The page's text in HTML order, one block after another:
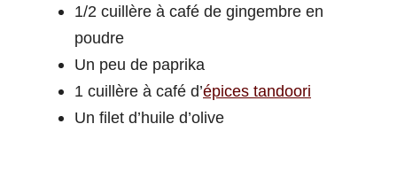
1/2 cuillère à café de gingembre en
poudre
Un peu de paprika
1 cuillère à café d’épices tandoori
Un filet d’huile d’olive